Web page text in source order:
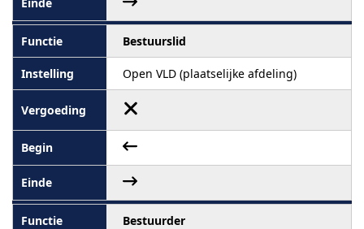
Bestuurslid
Open VLD (plaatselijke afdeling)
Bestuurder